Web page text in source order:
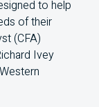
to help
of their
(CFA)
Ivey